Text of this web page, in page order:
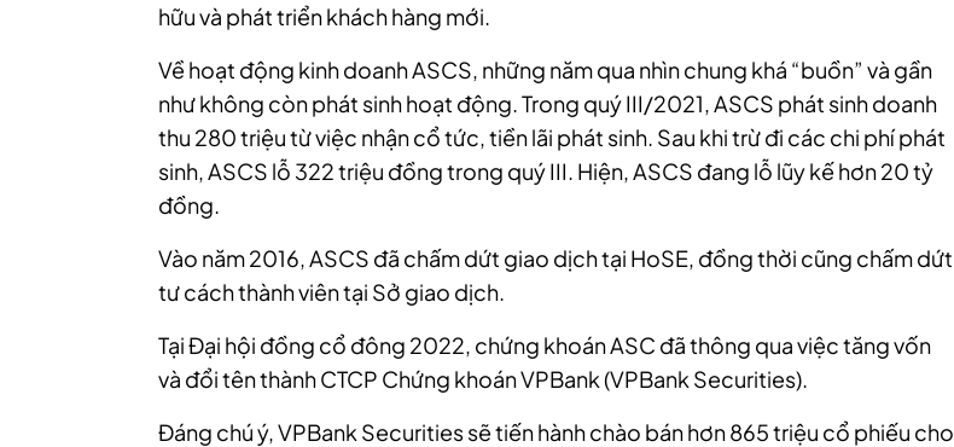
hữu và phát triển khách hàng mới.
Về hoạt động kinh doanh ASCS, những năm qua nhìn chung khá “buồn” và gần
như không còn phát sinh hoạt động. Trong quý III/2021, ASCS phát sinh doanh
thu 280 triệu từ việc nhận cổ tức, tiền lãi phát sinh. Sau khi trừ đi các chi phí phát
sinh, ASCS lỗ 322 triệu đồng trong quý III. Hiện, ASCS đang lỗ lũy kế hơn 20 tỷ
đồng.
Vào năm 2016, ASCS đã chấm dứt giao dịch tại HoSE, đồng thời cũng chấm dứt
tư cách thành viên tại Sở giao dịch.
Tại Đại hội đồng cổ đông 2022, chứng khoán ASC đã thông qua việc tăng vốn
và đổi tên thành CTCP Chứng khoán VPBank (VPBank Securities).
Đáng chú ý, VPBank Securities sẽ tiến hành chào bán hơn 865 triệu cổ phiếu cho